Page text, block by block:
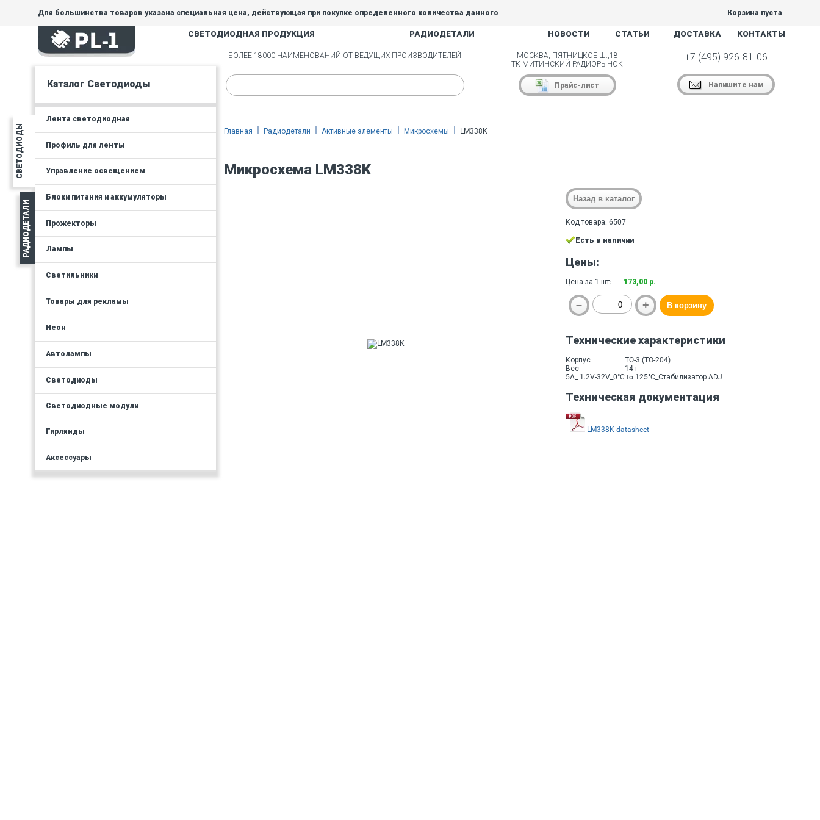
Для большинства товаров указана специальная цена, действующая при покупке определенного количества данного
товара.
На товары, купленные по специальной цене, общие скидки 5% и 10% не действуют.
Корзина пуста
СВЕТОДИОДНАЯ ПРОДУКЦИЯ РАДИОДЕТАЛИ НОВОСТИ СТАТЬИ ДОСТАВКА КОНТАКТЫ
СВЕТОДИОДЫ
РАДИОДЕТАЛИ
Каталог Светодиоды
Лента светодиодная
Профиль для ленты
Управление освещением
Блоки питания и аккумуляторы
Прожекторы
Лампы
Светильники
Товары для рекламы
Неон
Автолампы
Светодиоды
Светодиодные модули
Гирлянды
Аксессуары
БОЛЕЕ 18000 НАИМЕНОВАНИЙ ОТ ВЕДУЩИХ ПРОИЗВОДИТЕЛЕЙ
МОСКВА, ПЯТНИЦКОЕ Ш.,18
ТК МИТИНСКИЙ РАДИОРЫНОК
Прайс-лист
+7 (495) 926-81-06
Напишите нам
Главная Радиодетали Активные элементы Микросхемы LM338K
Микросхема LM338K
Код товара: 6507
Есть в наличии
Цены:
Цена за 1 шт: 173,00 р.
Технические характеристики
Корпус
TO-3 (TO-204)
Вес
14 г
5A_ 1.2V-32V_0°C to 125°C_Стабилизатор ADJ
Техническая документация
LM338K datasheet